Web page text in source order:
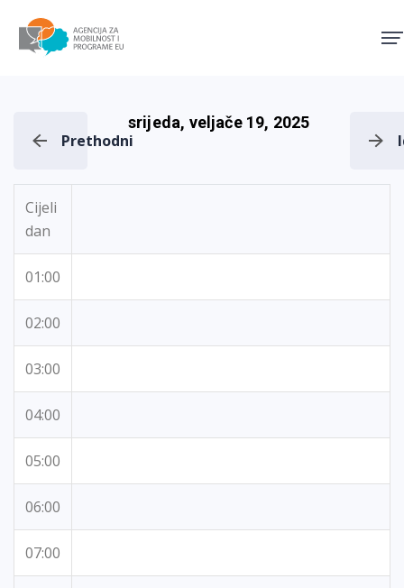
Prethodni
srijeda, veljače 19, 2025
Cijeli
dan
01:00
02:00
03:00
04:00
05:00
06:00
07:00